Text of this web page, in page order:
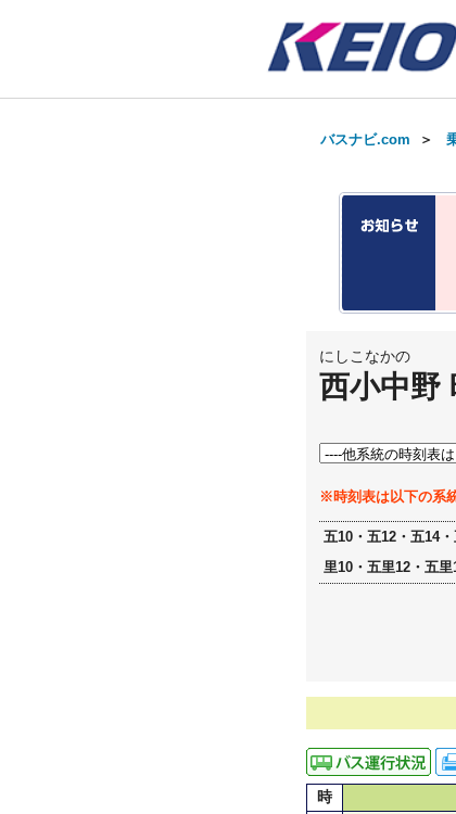
バスナビ.com ＞
にしこなかの
西小中野
※時刻表は以下の系
五10・五12・五14
里10・五里12・五
時